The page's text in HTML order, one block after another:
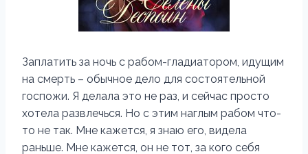
Заплатить за ночь с рабом-гладиатором, идущим
на смерть – обычное дело для состоятельной
госпожи. Я делала это не раз, и сейчас просто
хотела развлечься. Но с этим наглым рабом что-
то не так. Мне кажется, я знаю его, видела
раньше. Мне кажется, он не тот, за кого себя